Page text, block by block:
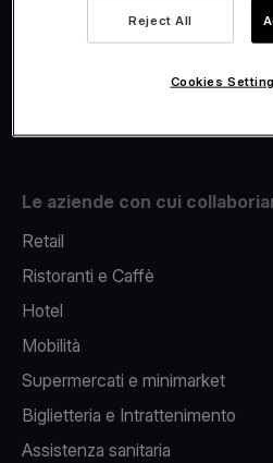
Fiscalizzazione
Le aziende con cui
Retail
Ristoranti e Caffè
Hotel
Mobilità
Supermercati e minimarket
Biglietteria e Intrattenimento
Assistenza sanitaria
Reject All
Cookies